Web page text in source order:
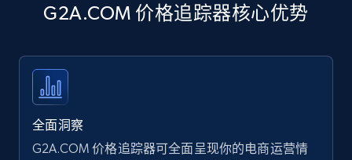
G2A.COM 价格追踪器核心优势
全面洞察
G2A.COM 价格追踪器可全面呈现你的电商运营情